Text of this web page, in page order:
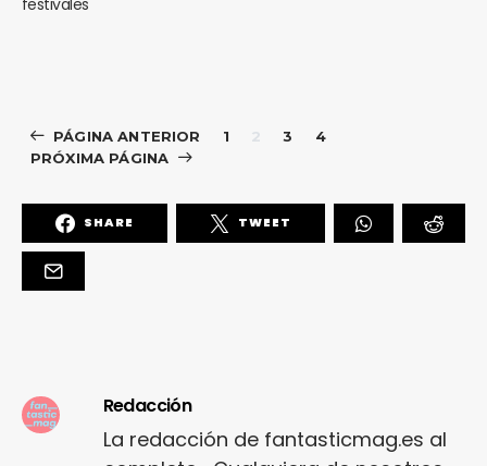
PÁGINA ANTERIOR 1 2 3
4
PRÓXIMA PÁGINA
SHARE TWEET
Redacción
La redacción de fantasticmag.es al